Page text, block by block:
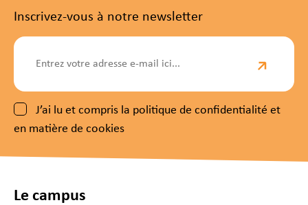
Inscrivez-vous à notre newsletter
J’ai lu et compris la politique de confidentialité et
en matière de cookies
Le campus